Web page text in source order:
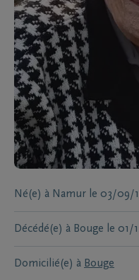
Né(e) à Namur le 03/09/
Décédé(e) à Bouge le 01/
Domicilié(e) à Bouge